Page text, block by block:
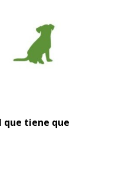
que tiene que